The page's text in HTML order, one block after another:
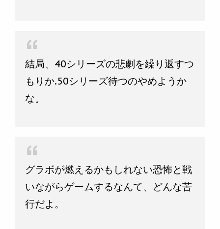
結局、40シリーズの悲劇を繰り返すつ
もりか.50シリーズ待つのやめようか
な。
グラボが燃えるかもしれない恐怖と戦
いながらゲームするなんて、どんな苦
行だよ。